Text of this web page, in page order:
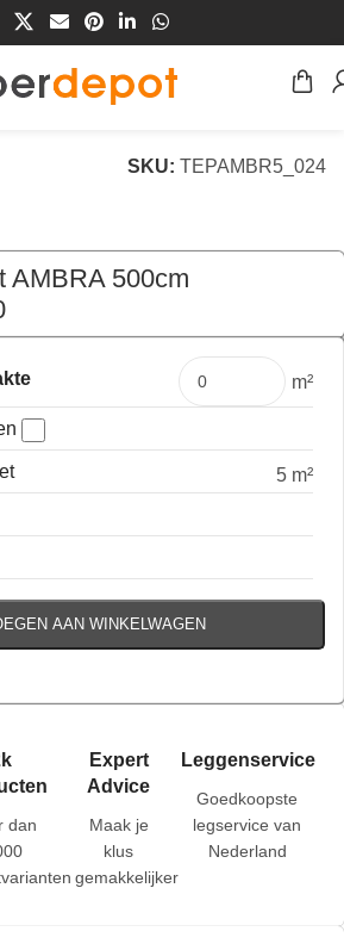
/Tapijt
SKU: TEPAMBR5_024
AMBRA 500cm
€199,50 per mtr
m²
5 m²
AAN WINKELWAGEN
dan
Expert
Advice
Maak je
klus
gemakkelijker
Leggenservice
Goedkoopste
legservice van
Nederland